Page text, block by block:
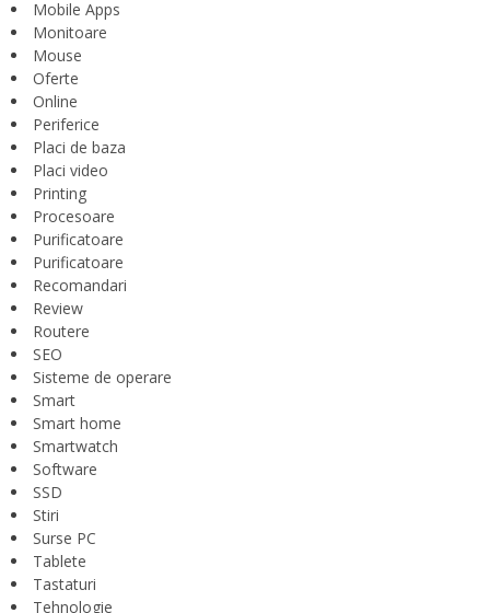
Mobile Apps
Monitoare
Mouse
Oferte
Online
Periferice
Placi de baza
Placi video
Printing
Procesoare
Purificatoare
Purificatoare
Recomandari
Review
Routere
SEO
Sisteme de operare
Smart
Smart home
Smartwatch
Software
SSD
Stiri
Surse PC
Tablete
Tastaturi
Tehnologie